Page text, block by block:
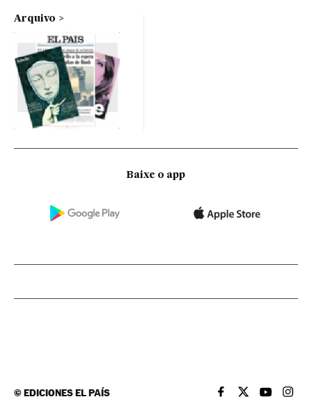
Arquivo
Baixe o app
©EDICIONES EL PAÍS EL PAÍS BRASIL EN
EL PAÍSEL PAÍS
EL